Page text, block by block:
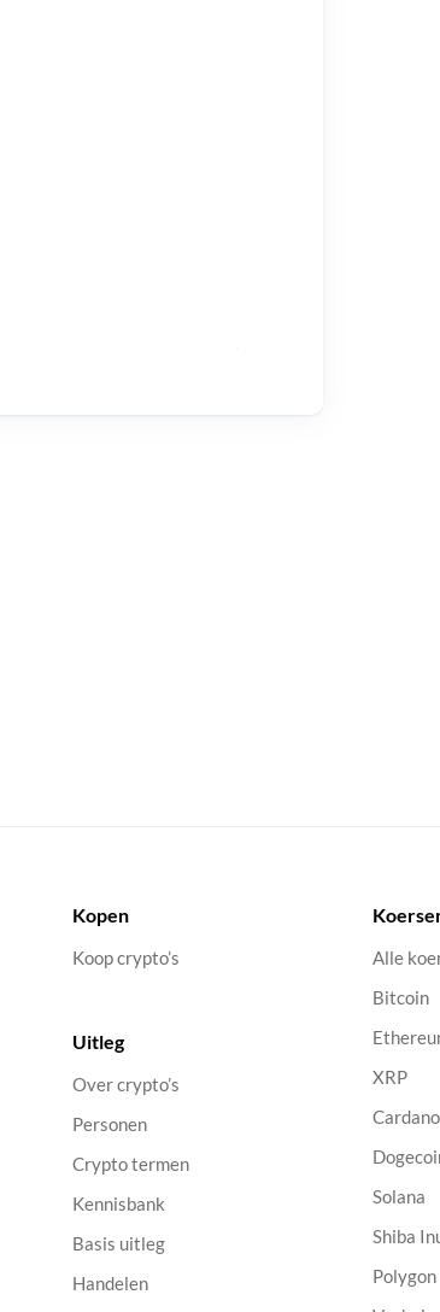
Kopen
Koop crypto’s
Uitleg
Over crypto’s
Personen
Crypto termen
Kennisbank
Basis uitleg
Handelen
Alle
Bitcoin
XRP
Cardano
Solana
Shiba
Polygon